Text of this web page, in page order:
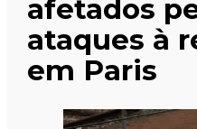
afetados
ataques à
em Paris